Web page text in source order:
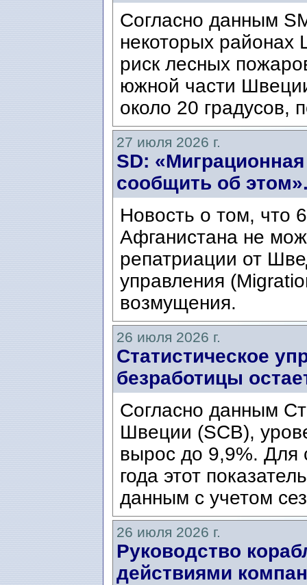
Согласно данным
некоторых районах
риск лесных
южной части
около 20 градусов,
27 июля 2026 г.
SD:
сообщить об
Новость о том, что
Афганистана не
репатриации от
управления
возмущения.
26 июля 2026 г.
Статистическое
безработицы
Согласно данным
Швеции (SCB),
вырос до 9,9%. Для
года этот
данным с учетом
26 июля 2026 г.
Руководство
действиями